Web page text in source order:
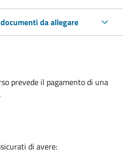
da allegare
prevede il pagamento di una
di avere: